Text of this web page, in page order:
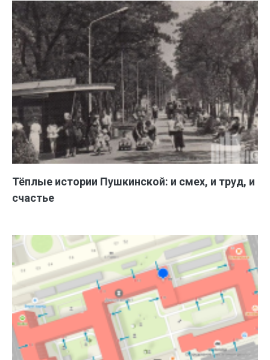
Тёплые истории Пушкинской: и смех, и труд, и
счастье